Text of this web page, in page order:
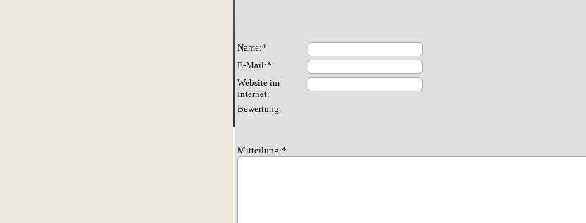
Name:*
E-Mail:*
Website im
Internet:
Bewertung:
Mitteilung:*